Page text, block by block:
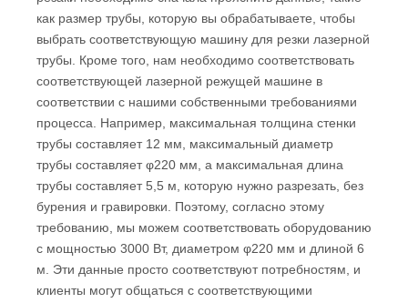
как размер трубы, которую вы обрабатываете, чтобы
выбрать соответствующую машину для резки лазерной
трубы. Кроме того, нам необходимо соответствовать
соответствующей лазерной режущей машине в
соответствии с нашими собственными требованиями
процесса. Например, максимальная толщина стенки
трубы составляет 12 мм, максимальный диаметр
трубы составляет φ220 мм, а максимальная длина
трубы составляет 5,5 м, которую нужно разрезать, без
бурения и гравировки. Поэтому, согласно этому
требованию, мы можем соответствовать оборудованию
с мощностью 3000 Вт, диаметром φ220 мм и длиной 6
м. Эти данные просто соответствуют потребностям, и
клиенты могут общаться с соответствующими